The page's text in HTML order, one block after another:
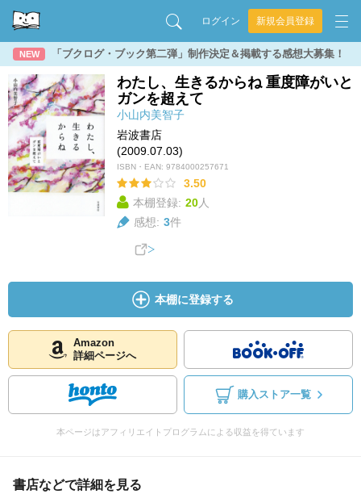
ログイン 新規会員登録
NEW 「ブクログ・ブック第二弾」制作決定＆掲載する感想大募集！
わたし、生きるからね 重度障がいと
ガンを超えて
小山内美智子
岩波書店
(2009.07.03)
ISBN・EAN: 9784000257671
3.50
本棚登録: 20人
感想: 3件
本棚に登録する
Amazon
詳細ページへ
購入ストア一覧
本ページはアフィリエイトプログラムによる収益を得ています
書店などで詳細を見る